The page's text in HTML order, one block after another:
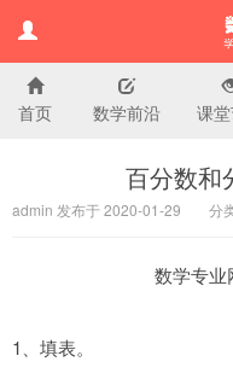
小学
首页 数学前沿 课
百分数和
admin 发布于 2020-01-29 分
数学专业
1 、填表。